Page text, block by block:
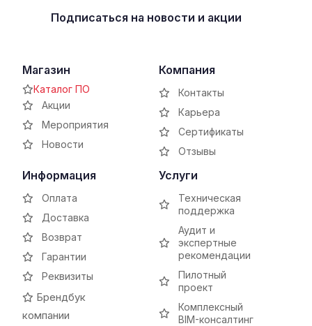
Подписаться на новости и акции
Магазин
Каталог ПО
Акции
Мероприятия
Новости
Компания
Контакты
Карьера
Сертификаты
Отзывы
Информация
Оплата
Доставка
Возврат
Гарантии
Реквизиты
Брендбук
компании
Услуги
Техническая
поддержка
Аудит и
экспертные
рекомендации
Пилотный
проект
Комплексный
BIM-консалтинг